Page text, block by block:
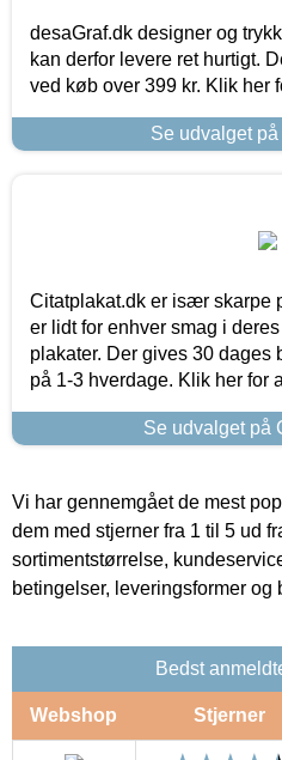
desaGraf.dk designer og
kan derfor levere ret hurtigt.
ved køb over 399 kr. Klik her
Se udvalget
Citatplakat.dk er især skarpe
er lidt for enhver smag i
plakater. Der gives 30 dages
på 1-3 hverdage. Klik her for
Se udvalget på
Vi har gennemgået de mest
dem med stjerner fra 1 til 5 ud
sortimentstørrelse,
betingelser, leveringsformer og
Bedst
Webshop Stjerner